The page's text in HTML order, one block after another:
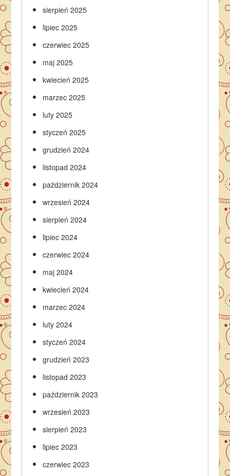
sierpień 2025
lipiec 2025
czerwiec 2025
maj 2025
kwiecień 2025
marzec 2025
luty 2025
styczeń 2025
grudzień 2024
listopad 2024
październik 2024
wrzesień 2024
sierpień 2024
lipiec 2024
czerwiec 2024
maj 2024
kwiecień 2024
marzec 2024
luty 2024
styczeń 2024
grudzień 2023
listopad 2023
październik 2023
wrzesień 2023
sierpień 2023
lipiec 2023
czerwiec 2023